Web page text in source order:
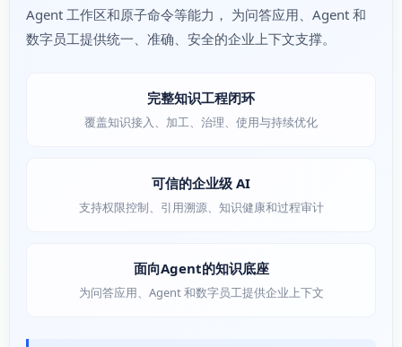
Agent 工作区和原子命令等能力， 为问答应用、Agent 和
数字员工提供统一、准确、安全的企业上下文支撑。
完整知识工程闭环
覆盖知识接入、加工、治理、使用与持续优化
可信的企业级 AI
支持权限控制、引用溯源、知识健康和过程审计
面向Agent的知识底座
为问答应用、Agent 和数字员工提供企业上下文